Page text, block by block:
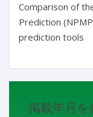
Comparison of
Prediction
prediction tools
掲載年月を